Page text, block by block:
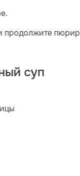
продолжите
суп